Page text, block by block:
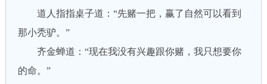
道人指指桌子道：“先赌一把，赢了自然可以看到
那小秃驴。”
齐金蝉道：“现在我没有兴趣跟你赌，我只想要你
的命。”